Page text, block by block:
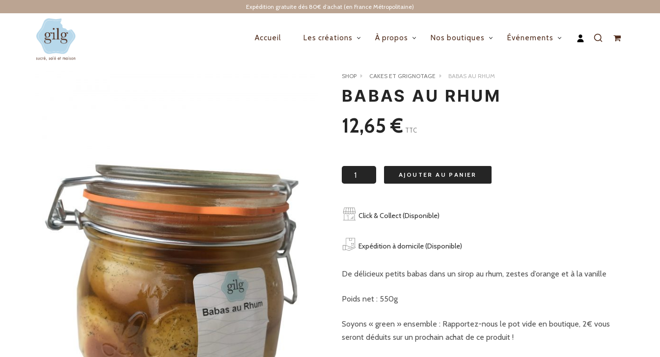
Expédition gratuite dès 80€ d’achat (en France Métropolitaine)
NAVIGATION
Accueil Les créations À propos Nos boutiques Événements
SHOP CAKES ET GRIGNOTAGE BABAS AU RHUM
BABAS AU RHUM
12,65€ TTC
quantité
de
au
AJOUTER AU PANIER
Click & Collect (Disponible)
Expédition à domicile (Disponible)
De délicieux petits babas dans un sirop au rhum, zestes d’orange et à la vanille
Poids net : 550g
Soyons « green » ensemble : Rapportez-nous le pot vide en boutique, 2€ vous
seront déduits sur un prochain achat de ce produit !